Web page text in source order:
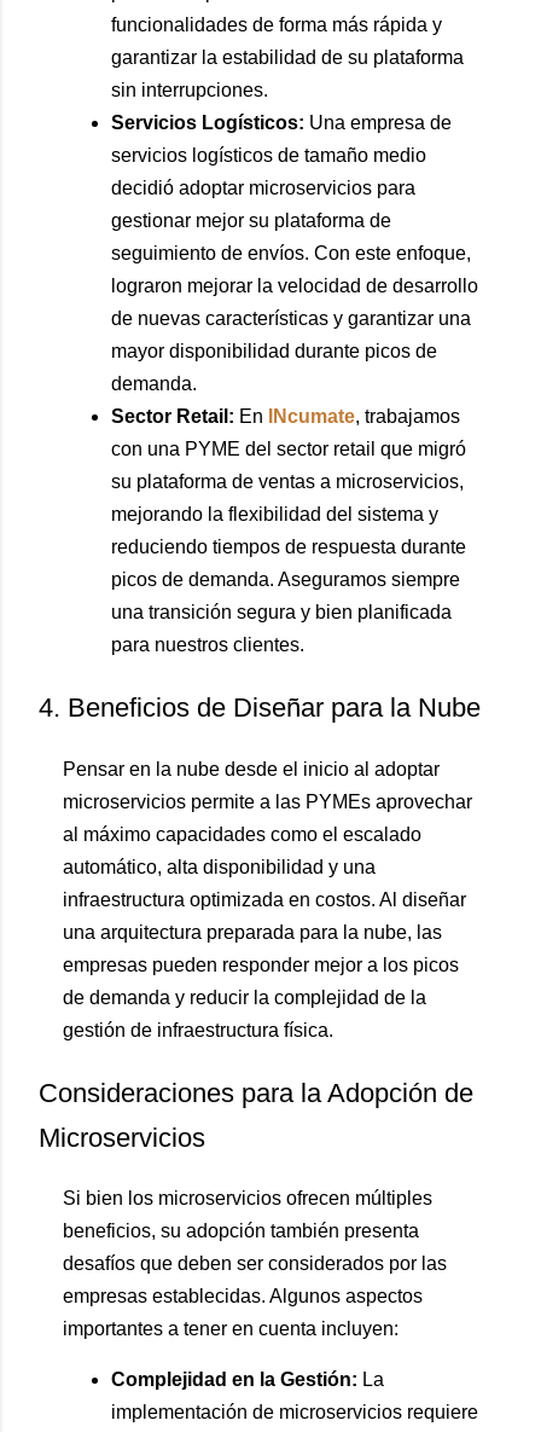
funcionalidades de forma más rápida y
garantizar la estabilidad de su plataforma
sin interrupciones.
Servicios Logísticos: Una empresa de
servicios logísticos de tamaño medio
decidió adoptar microservicios para
gestionar mejor su plataforma de
seguimiento de envíos. Con este enfoque,
lograron mejorar la velocidad de desarrollo
de nuevas características y garantizar una
mayor disponibilidad durante picos de
demanda.
Sector Retail: En INcumate, trabajamos
con una PYME del sector retail que migró
su plataforma de ventas a microservicios,
mejorando la flexibilidad del sistema y
reduciendo tiempos de respuesta durante
picos de demanda. Aseguramos siempre
una transición segura y bien planificada
para nuestros clientes.
4. Beneficios de Diseñar para la Nube
Pensar en la nube desde el inicio al adoptar
microservicios permite a las PYMEs aprovechar
al máximo capacidades como el escalado
automático, alta disponibilidad y una
infraestructura optimizada en costos. Al diseñar
una arquitectura preparada para la nube, las
empresas pueden responder mejor a los picos
de demanda y reducir la complejidad de la
gestión de infraestructura física.
Consideraciones para la Adopción de
Microservicios
Si bien los microservicios ofrecen múltiples
beneficios, su adopción también presenta
desafíos que deben ser considerados por las
empresas establecidas. Algunos aspectos
importantes a tener en cuenta incluyen:
Complejidad en la Gestión: La
implementación de microservicios requiere